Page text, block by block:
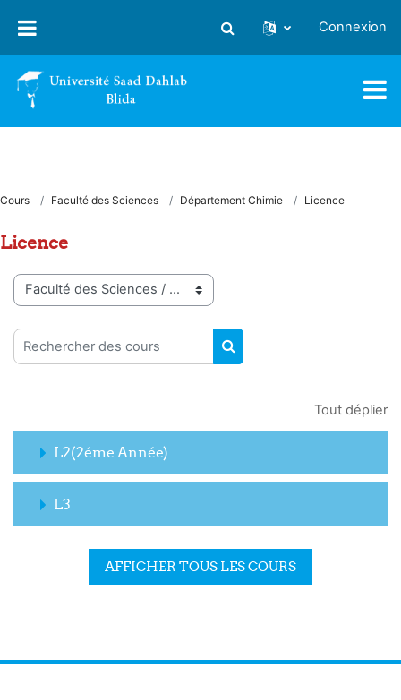
Activer/désactiver la saisie
Connexion
Cours Faculté des Sciences Département Chimie Licence
Licence
Catégories de cours
Rechercher des cours
RECHERCHER DES
Tout déplier
L2(2éme Année)
L3
AFFICHER TOUS LES COURS